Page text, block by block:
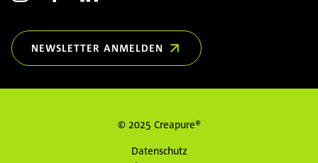
NEWSLETTER ANMELDEN
(ÖFFNET IN NEUEM FENSTER)
© 2025 Creapure®
Datenschutz